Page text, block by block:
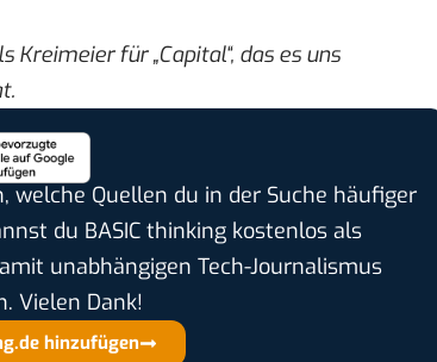
Kreimeier für „Capital“, das es uns
Quellen du in der Suche häufiger
du BASIC thinking kostenlos als
unabhängigen Tech-Journalismus
Vielen Dank!
hinzufügen